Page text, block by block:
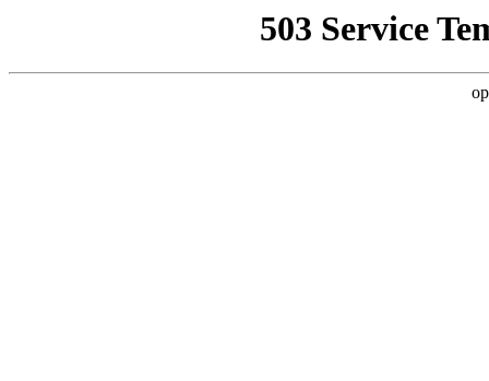
503 Service